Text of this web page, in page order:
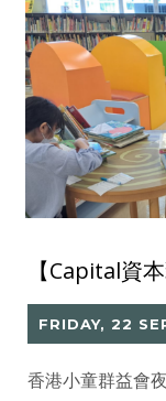
FRIDAY, 22
香港小童群益會